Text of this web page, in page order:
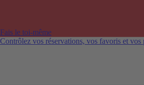
Fais le toi-même
Contrôlez vos réservations, vos favoris et vos
Aéroports populaires
Villes populaires
Australie